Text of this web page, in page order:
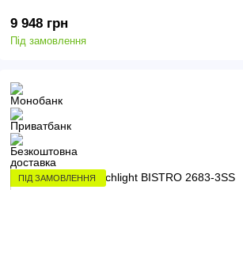
9 948 грн
Під замовлення
ПІД ЗАМОВЛЕННЯ